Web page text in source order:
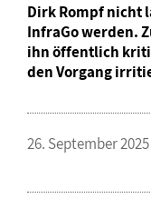
Dirk Rompf nicht
InfraGo werden.
ihn öffentlich
den Vorgang
26. September 2025